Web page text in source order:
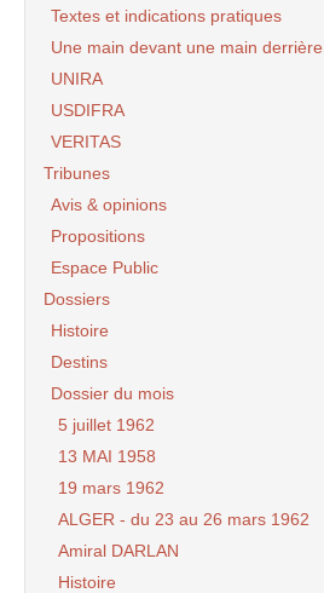
Textes et indications pratiques
Une main devant une main derrière..
UNIRA
USDIFRA
VERITAS
Tribunes
Avis & opinions
Propositions
Espace Public
Dossiers
Histoire
Destins
Dossier du mois
5 juillet 1962
13 MAI 1958
19 mars 1962
ALGER - du 23 au 26 mars 1962
Amiral DARLAN
Histoire